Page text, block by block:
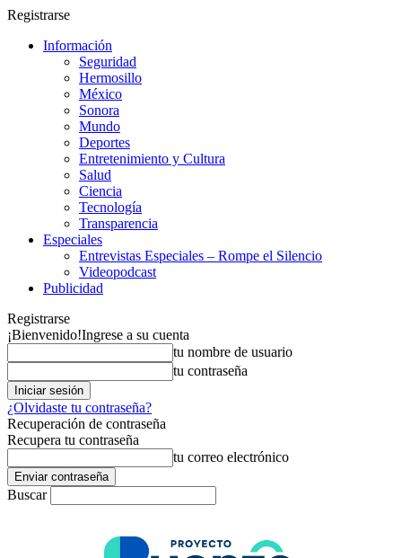
Registrarse
Información
Seguridad
Hermosillo
México
Sonora
Mundo
Deportes
Entretenimiento y Cultura
Salud
Ciencia
Tecnología
Transparencia
Especiales
Entrevistas Especiales – Rompe el Silencio
Videopodcast
Publicidad
Registrarse
¡Bienvenido!Ingrese a su cuenta
tu nombre de usuario
tu contraseña
¿Olvidaste tu contraseña?
Recuperación de contraseña
Recupera tu contraseña
tu correo electrónico
Buscar